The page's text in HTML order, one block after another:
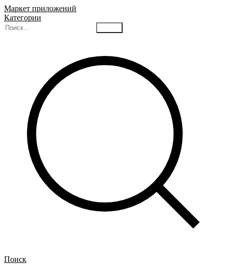
Маркет приложений
Категории
Поиск